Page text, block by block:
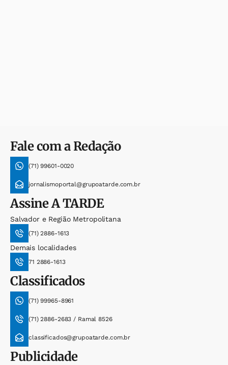
Fale com a Redação
(71) 99601-0020
jornalismoportal@grupoatarde.com.br
AssineA TARDE
Salvador e Região Metropolitana
(71) 2886-1613
Demais localidades
71 2886-1613
Classificados
(71) 99965-8961
(71) 2886-2683 / Ramal 8526
classificados@grupoatarde.com.br
Publicidade